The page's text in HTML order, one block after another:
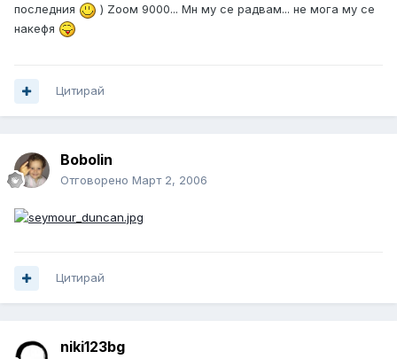
последния
) Zоом 9000... Мн му се радвам... не мога му се
накефя
Цитирай
Bobolin
Отговорено Март 2, 2006
Цитирай
niki123bg